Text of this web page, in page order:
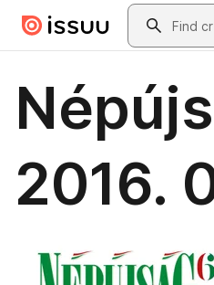
Skip to main contentSearch
2016.